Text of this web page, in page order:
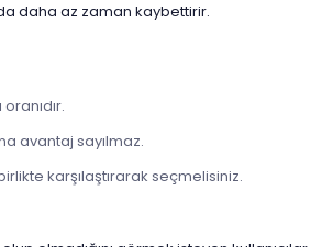
daha az zaman kaybettirir.
avantaj sayılmaz.
karşılaştırarak seçmelisiniz.